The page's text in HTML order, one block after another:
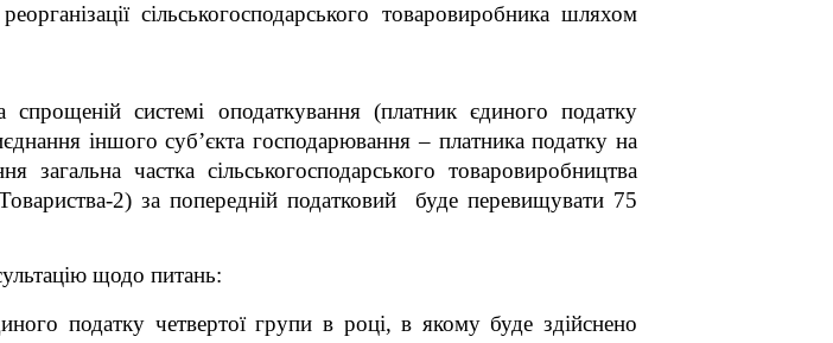
сільськогосподарського товаровиробника шляхом
системі оподаткування (платник єдиного податку
іншого суб’єкта господарювання – платника податку на
частка сільськогосподарського товаровиробництва
2) за попередній податковий буде перевищувати 75
щодо питань:
податку четвертої групи в році, в якому буде здійснено